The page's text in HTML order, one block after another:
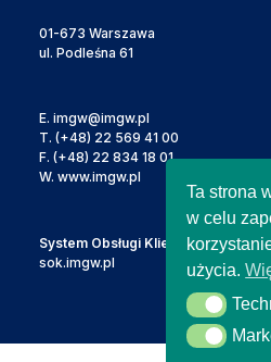
01-673 Warszawa
ul. Podleśna 61
E. imgw@imgw.pl
T. (+48) 22 569 41 00
F. (+48) 22 834 18 01
W. www.imgw.pl
System Obsługi Klienta
sok.imgw.pl
Ta strona
w celu
użycia.